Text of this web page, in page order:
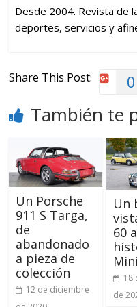
Desde 2004. Revista de
deportes, servicios y
Share This Post: 0
También te
Un Porsche
911 S Targa,
de
abandonado
a pieza de
colección
12 de diciembre
Un
60
18
de